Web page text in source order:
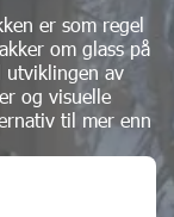
er som regel
om glass på
utviklingen av
og visuelle
til mer enn